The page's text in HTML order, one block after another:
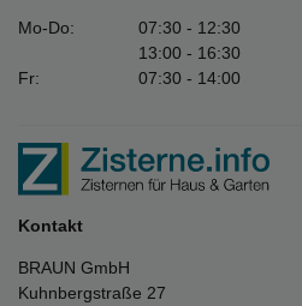
Mo-Do:
07:30 - 12:30
13:00 - 16:30
Fr:
07:30 - 14:00
Kontakt
BRAUN GmbH
Kuhnbergstraße 27